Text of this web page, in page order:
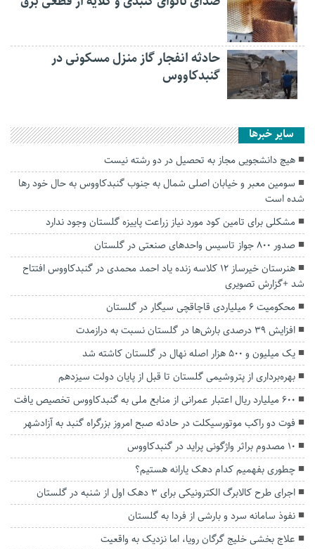
حادثه انفجار گاز منزل مسکونی در
گنبدکاووس
سایر خبرها
هیچ دانشجویی مجاز به تحصیل در دو رشته نیست
سومین معبر و خیابان اصلی شمال به جنوب گنبدکاووس به حال خود رها
شده است
مشکلی برای تامین کود مورد نیاز زراعت پاییزه گلستان وجود ندارد
صدور ۸۰۰ جواز تاسیس واحد‌های صنعتی در گلستان
هنرستان خیرساز ۱۲ کلاسه زنده یاد احمد محمدی در گنبدکاووس افتتاح
شد +گزارش تصویری
محکومیت ۶ میلیاردی قاچاقچی سیگار در گلستان
افزایش ۳۹ درصدی بارش‌ها در گلستان نسبت به درازمدت
یک میلیون و ۵۰۰ هزار اصله نهال در گلستان کاشته شد
بهره‌برداری از پتروشیمی گلستان تا قبل از پایان دولت سیزدهم
۶۰۰ میلیارد ریال اعتبار عمرانی از منابع ملی به گنبدکاووس تخصیص یافت
فوت دو راکب موتورسیکلت در حادثه صبح امروز بزرگراه گنبد به آزادشهر
۱۰ مصدوم براثر واژگونی پراید در گنبدکاووس
چطوری بفهمیم کدام دهک یارانه هستیم؟
اجرای طرح کالابرگ الکترونیکی برای ۳ دهک اول از شنبه در گلستان
نفوذ سامانه سرد و بارشی از فردا به گلستان
علاج بخشی خلیج گرگان رویا، اما نزدیک به واقعیت